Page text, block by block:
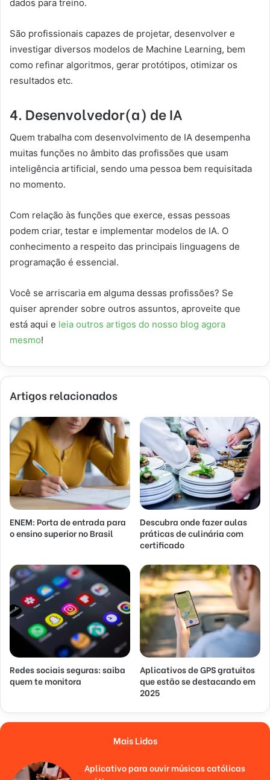
dados para treino.
São profissionais capazes de projetar, desenvolver e
investigar diversos modelos de Machine Learning, bem
como refinar algoritmos, gerar protótipos, otimizar os
resultados etc.
4. Desenvolvedor(a) de IA
Quem trabalha com desenvolvimento de IA desempenha
muitas funções no âmbito das profissões que usam
inteligência artificial, sendo uma pessoa bem requisitada
no momento.
Com relação às funções que exerce, essas pessoas
podem criar, testar e implementar modelos de IA. O
conhecimento a respeito das principais linguagens de
programação é essencial.
Você se arriscaria em alguma dessas profissões? Se
quiser aprender sobre outros assuntos, aproveite que
está aqui e leia outros artigos do nosso blog agora
mesmo!
Artigos relacionados
ENEM: Porta de entrada para
o ensino superior no Brasil
Descubra onde fazer aulas
práticas de culinária com
certificado
Redes sociais seguras: saiba
quem te monitora
Aplicativos de GPS gratuitos
que estão se destacando em
2025
Mais Lidos
Aplicativo para ouvir músicas católicas